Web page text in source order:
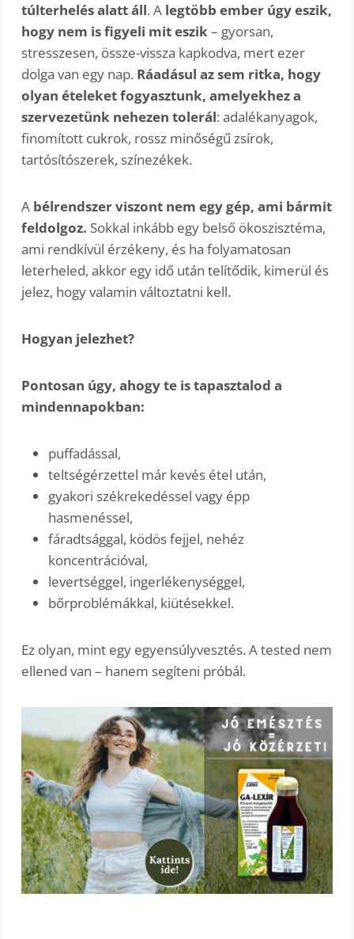
túlterhelés alatt áll. A legtöbb ember úgy eszik,
hogy nem is figyeli mit eszik– gyorsan,
stresszesen, össze-vissza kapkodva, mert ezer
dolga van egy nap. Ráadásul az sem ritka, hogy
olyan ételeket fogyasztunk, amelyekhez a
szervezetünk nehezen tolerál: adalékanyagok,
finomított cukrok, rossz minőségű zsírok,
tartósítószerek, színezékek.
A bélrendszer viszont nem egy gép, ami bármit
feldolgoz. Sokkal inkább egy belső ökoszisztéma,
ami rendkívül érzékeny, és ha folyamatosan
leterheled, akkor egy idő után telítődik, kimerül és
jelez, hogy valamin változtatni kell.
Hogyan jelezhet?
Pontosan úgy, ahogy te is tapasztalod a
mindennapokban:
puffadással,
teltségérzettel már kevés étel után,
gyakori székrekedéssel vagy épp
hasmenéssel,
fáradtsággal, ködös fejjel, nehéz
koncentrációval,
levertséggel, ingerlékenységgel,
bőrproblémákkal, kiütésekkel.
Ez olyan, mint egy egyensúlyvesztés. A tested nem
ellened van – hanem segíteni próbál.